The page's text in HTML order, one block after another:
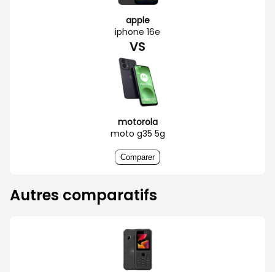
apple
iphone 16e
VS
motorola
moto g35 5g
Comparer
Autres comparatifs